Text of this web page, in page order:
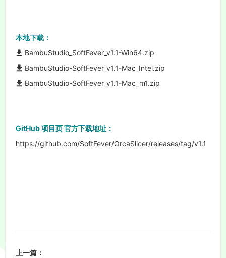
本地下载：
BambuStudio_SoftFever_v1.1-Win64.zip
BambuStudio-SoftFever_v1.1-Mac_Intel.zip
BambuStudio-SoftFever_v1.1-Mac_m1.zip
GitHub 项目页 官方下载地址：
https://github.com/SoftFever/OrcaSlicer/releases/tag/v1.1
上一篇：